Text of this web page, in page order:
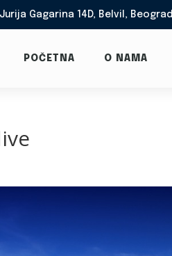
Jurija Gagarina 14D, Belvil, Beograd
POČETNA O NAMA